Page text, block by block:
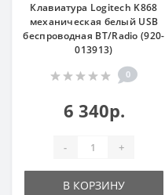
Клавиатура Logitech K868
механическая белый USB
беспроводная BT/Radio (920-
013913)
0
6 340р.
- +
В КОРЗИНУ